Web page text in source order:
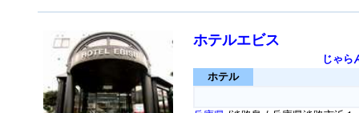
ホテルエビス
じゃら
ホテル